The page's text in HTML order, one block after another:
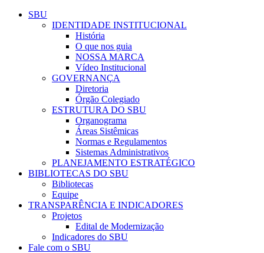
Conteúdo principal
SBU
IDENTIDADE INSTITUCIONAL
História
O que nos guia
NOSSA MARCA
Vídeo Institucional
GOVERNANÇA
Diretoria
Órgão Colegiado
ESTRUTURA DO SBU
Organograma
Áreas Sistêmicas
Normas e Regulamentos
Sistemas Administrativos
PLANEJAMENTO ESTRATÉGICO
BIBLIOTECAS DO SBU
Bibliotecas
Equipe
TRANSPARÊNCIA E INDICADORES
Projetos
Edital de Modernização
Indicadores do SBU
Fale com o SBU